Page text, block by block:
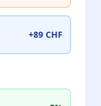
+89 CHF